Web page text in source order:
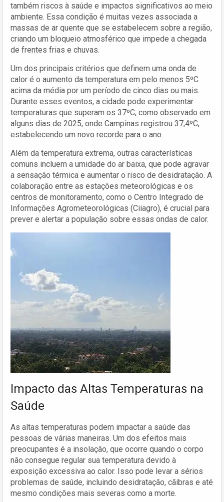
também riscos à saúde e impactos significativos ao meio
ambiente. Essa condição é muitas vezes associada a
massas de ar quente que se estabelecem sobre a região,
criando um bloqueio atmosférico que impede a chegada
de frentes frias e chuvas.
Um dos principais critérios que definem uma onda de
calor é o aumento da temperatura em pelo menos 5ºC
acima da média por um período de cinco dias ou mais.
Durante esses eventos, a cidade pode experimentar
temperaturas que superam os 37ºC, como observado em
alguns dias de 2025, onde Campinas registrou 37,4ºC,
estabelecendo um novo recorde para o ano.
Além da temperatura extrema, outras características
comuns incluem a umidade do ar baixa, que pode agravar
a sensação térmica e aumentar o risco de desidratação. A
colaboração entre as estações meteorológicas e os
centros de monitoramento, como o Centro Integrado de
Informações Agrometeorológicas (Ciiagro), é crucial para
prever e alertar a população sobre essas ondas de calor.
Impacto das Altas Temperaturas na
Saúde
As altas temperaturas podem impactar a saúde das
pessoas de várias maneiras. Um dos efeitos mais
preocupantes é a insolação, que ocorre quando o corpo
não consegue regular sua temperatura devido à
exposição excessiva ao calor. Isso pode levar a sérios
problemas de saúde, incluindo desidratação, cãibras e até
mesmo condições mais severas como a morte.